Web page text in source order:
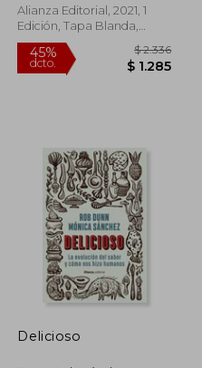
45%
Alianza Editorial, 2021, 1
Edición, Tapa Blanda,
Nuevo
Delicioso